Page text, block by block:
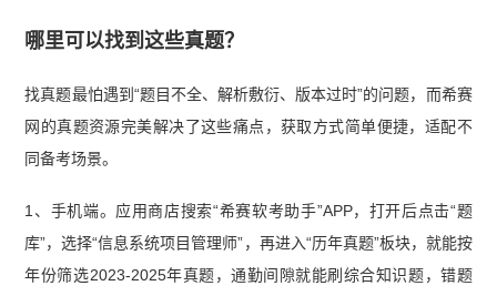
哪里可以找到这些真题？
找真题最怕遇到“题目不全、解析敷衍、版本过时”的问题，而希赛
网的真题资源完美解决了这些痛点，获取方式简单便捷，适配不
同备考场景。
1、手机端。应用商店搜索“希赛软考助手”APP，打开后点击“题
库”，选择“信息系统项目管理师”，再进入“历年真题”板块，就能按
年份筛选2023-2025年真题，通勤间隙就能刷综合知识题，错题